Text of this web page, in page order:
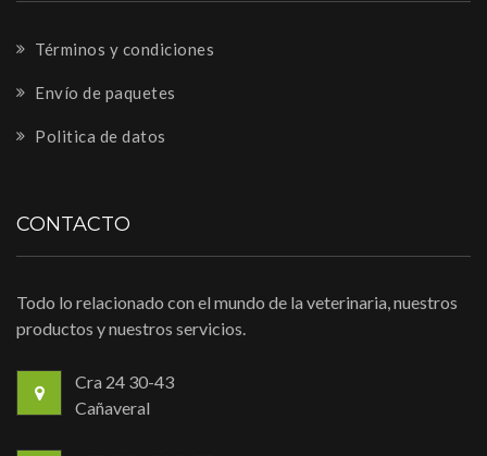
Términos y condiciones
Envío de paquetes
Politica de datos
CONTACTO
Todo lo relacionado con el mundo de la veterinaria, nuestros
productos y nuestros servicios.
Cra 24 30-43
Cañaveral